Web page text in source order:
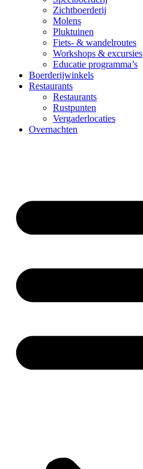
Zichtboerderij
Molens
Pluktuinen
Fiets- & wandelroutes
Workshops & excursies
Educatie programma’s
Boerderijwinkels
Restaurants
Restaurants
Rustpunten
Vergaderlocaties
Overnachten